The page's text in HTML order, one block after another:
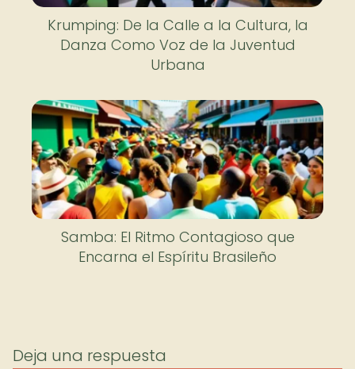
Krumping: De la Calle a la Cultura, la
Danza Como Voz de la Juventud
Urbana
Samba: El Ritmo Contagioso que
Encarna el Espíritu Brasileño
Deja una respuesta